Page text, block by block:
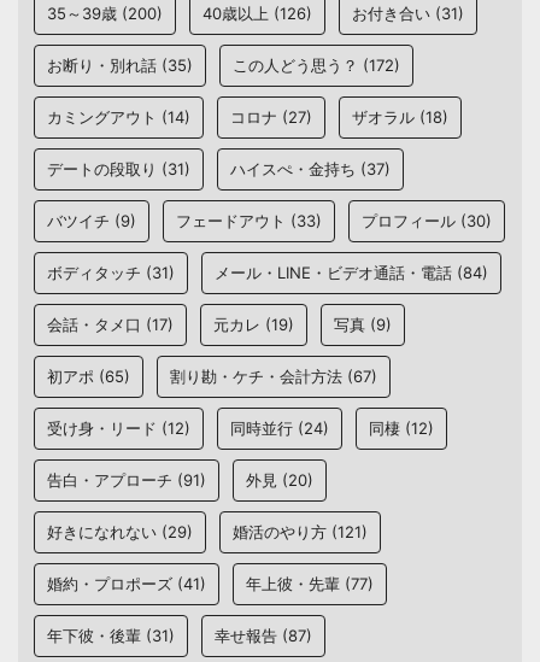
35～39歳 (200) 40歳以上 (126) お付き合い (31)
お断り・別れ話 (35) この人どう思う？ (172)
カミングアウト (14) コロナ (27) ザオラル (18)
デートの段取り (31) ハイスぺ・金持ち (37)
バツイチ (9) フェードアウト (33) プロフィール (30)
ボディタッチ (31) メール・LINE・ビデオ通話・電話 (84)
会話・タメ口 (17) 元カレ (19) 写真 (9)
初アポ (65) 割り勘・ケチ・会計方法 (67)
受け身・リード (12) 同時並行 (24) 同棲 (12)
告白・アプローチ (91) 外見 (20)
好きになれない (29) 婚活のやり方 (121)
婚約・プロポーズ (41) 年上彼・先輩 (77)
年下彼・後輩 (31) 幸せ報告 (87)